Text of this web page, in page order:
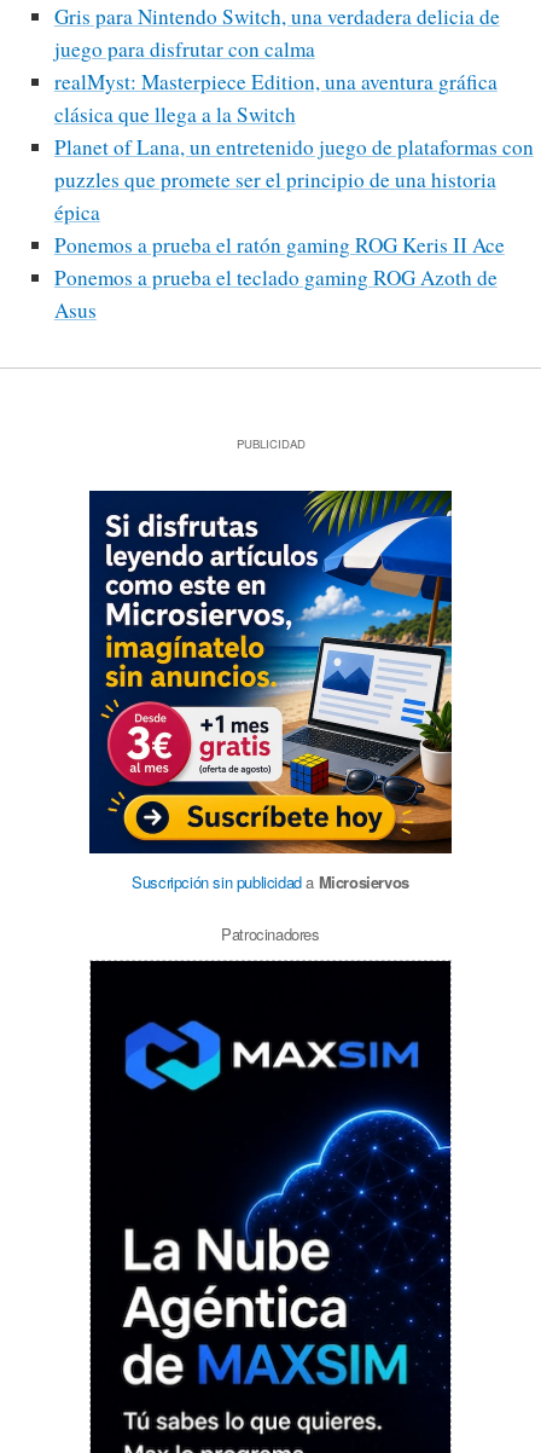
Gris para Nintendo Switch, una verdadera delicia de
juego para disfrutar con calma
realMyst: Masterpiece Edition, una aventura gráfica
clásica que llega a la Switch
Planet of Lana, un entretenido juego de plataformas con
puzzles que promete ser el principio de una historia
épica
Ponemos a prueba el ratón gaming ROG Keris II Ace
Ponemos a prueba el teclado gaming ROG Azoth de
Asus
PUBLICIDAD
Suscripción sin publicidada Microsiervos
Patrocinadores